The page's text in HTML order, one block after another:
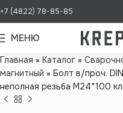
+7 (4822) 78-85-85
МЕНЮ
Главная » Каталог »
магнитный » Болт в/проч.
неполная резьба М24*100